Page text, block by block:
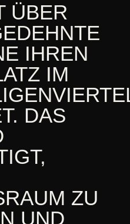
ÜBER
IHREN
IM
DAS
ZU
UND